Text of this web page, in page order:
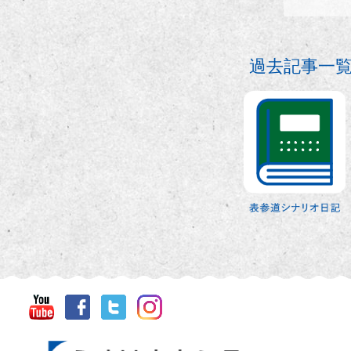
過去記事一